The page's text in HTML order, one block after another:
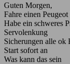
Guten Morgen,
Fahre einen
Habe ein schweres
Servolenkung
Sicherungen alle ok
Start sofort an
Was kann das sein